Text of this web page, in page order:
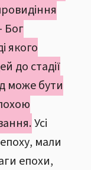
Бог
якого
до стадії
може бути
Усі
мали
епохи,